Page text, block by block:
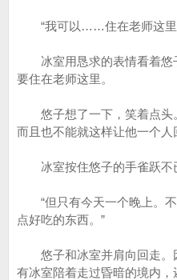
“我可以……住在老师这里
冰室用恳求的表情看着悠
要住在老师这里。
悠子想了一下，笑着点头
而且也不能就这样让他一个人
冰室按住悠子的手雀跃不
“但只有今天一个晚上。不
点好吃的东西。”
悠子和冰室并肩向回走。
有冰室陪着走过昏暗的境内，